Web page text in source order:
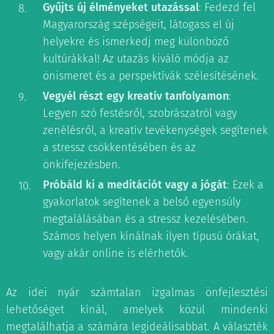
Gyűjts új élményeket utazással: Fedezd fel
Magyarország szépségeit, látogass el új
helyekre és ismerkedj meg különböző
kultúrákkal! Az utazás kiváló módja az
önismeret és a perspektívák szélesítésének.
Vegyél részt egy kreatív tanfolyamon:
Legyen szó festésről, szobrászatról vagy
zenélésről, a kreatív tevékenységek segítenek
a stressz csökkentésében és az
önkifejezésben.
Próbáld ki a meditációt vagy a jógát: Ezek a
gyakorlatok segítenek a belső egyensúly
megtalálásában és a stressz kezelésében.
Számos helyen kínálnak ilyen típusú órákat,
vagy akár online is elérhetők.
Az idei nyár számtalan izgalmas önfejlesztési
lehetőséget kínál, amelyek közül mindenki
megtalálhatja a számára legideálisabbat. A választék